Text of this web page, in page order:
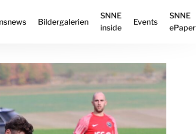
Bildergalerien
SNNE
inside
Events
SNNE
ePaper